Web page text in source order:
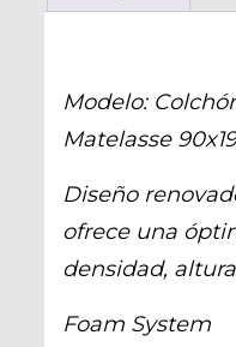
Modelo:
Matelasse
Diseño
ofrece una
densidad,
Foam System